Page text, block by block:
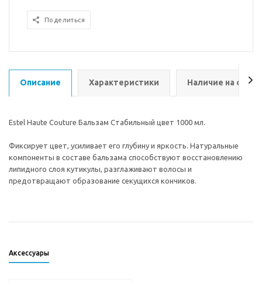
Поделиться
Описание Характеристики Наличие на
Estel Haute Couture Бальзам Стабильный цвет 1000 мл.
Фиксирует цвет, усиливает его глубину и яркость. Натуральные
компоненты в составе бальзама способствуют восстановлению
липидного слоя кутикулы, разглаживают волосы и
предотвращают образование секущихся кончиков.
Аксессуары